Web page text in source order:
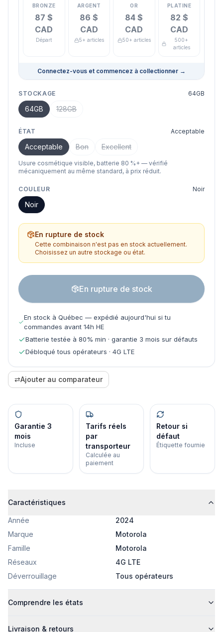
BRONZE
87 $
CAD
Départ
ARGENT
86 $
CAD
5+ articles
OR
84 $
CAD
50+ articles
PLATINE
82 $
CAD
500+
articles
Connectez-vous et commencez à collectionner →
STOCKAGE 64GB
64GB 128GB
ÉTAT Acceptable
Acceptable Bon Excellent
Usure cosmétique visible, batterie 80 %+ — vérifié
mécaniquement au même standard, à prix réduit.
COULEUR Noir
Noir
En rupture de stock
Cette combinaison n'est pas en stock actuellement.
Choisissez un autre stockage ou état.
En rupture de stock
En stock à Québec — expédié aujourd'hui si tu
commandes avant 14h HE
Batterie testée à 80% min · garantie 3 mois sur défauts
Débloqué tous opérateurs · 4G LTE
⇄Ajouter au comparateur
Garantie 3
mois
Incluse
Tarifs réels
par
transporteur
Calculée au
paiement
Retour si
défaut
Étiquette fournie
Caractéristiques
Année
2024
Marque
Motorola
Famille
Motorola
Réseaux
4G LTE
Déverrouillage
Tous opérateurs
Comprendre les états
Livraison & retours